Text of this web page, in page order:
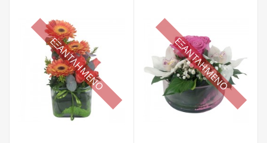
ΕΞΑΝΤΛΗΜΕΝΟ ΕΞΑΝΤΛΗΜΕΝΟ